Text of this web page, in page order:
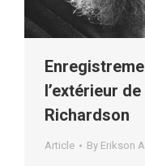
l’extérieur
Richardson
Article By Erikson